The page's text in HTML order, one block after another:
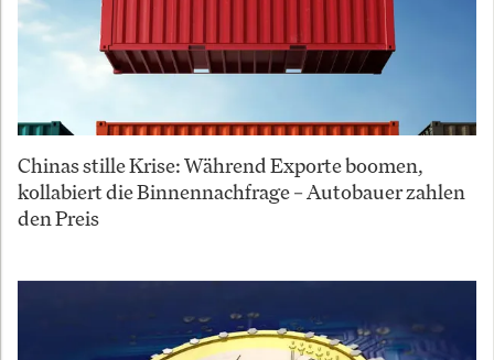
Chinas stille Krise: Während Exporte boomen,
kollabiert die Binnennachfrage – Autobauer zahlen
den Preis